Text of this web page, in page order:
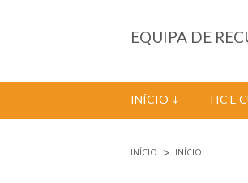
EQUIPA DE
INÍCIO TIC E
INÍCIO INÍCIO